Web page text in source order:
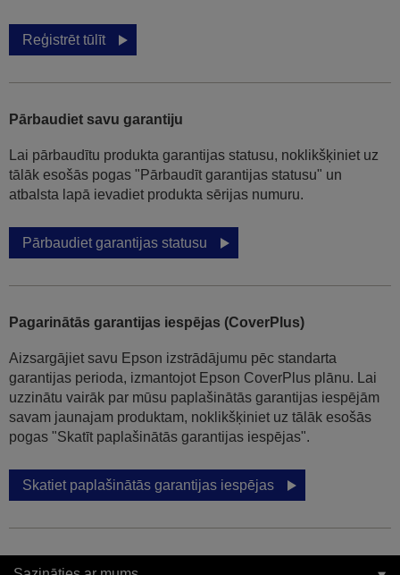
Reģistrēt tūlīt
Pārbaudiet savu garantiju
Lai pārbaudītu produkta garantijas statusu, noklikšķiniet uz
tālāk esošās pogas "Pārbaudīt garantijas statusu" un
atbalsta lapā ievadiet produkta sērijas numuru.
Pārbaudiet garantijas statusu
Pagarinātās garantijas iespējas (CoverPlus)
Aizsargājiet savu Epson izstrādājumu pēc standarta
garantijas perioda, izmantojot Epson CoverPlus plānu. Lai
uzzinātu vairāk par mūsu paplašinātās garantijas iespējām
savam jaunajam produktam, noklikšķiniet uz tālāk esošās
pogas "Skatīt paplašinātās garantijas iespējas".
Skatiet paplašinātās garantijas iespējas